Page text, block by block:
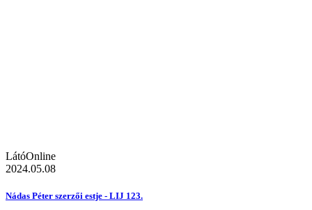
LátóOnline
2024.05.08
Nádas Péter szerzői estje - LIJ 123.